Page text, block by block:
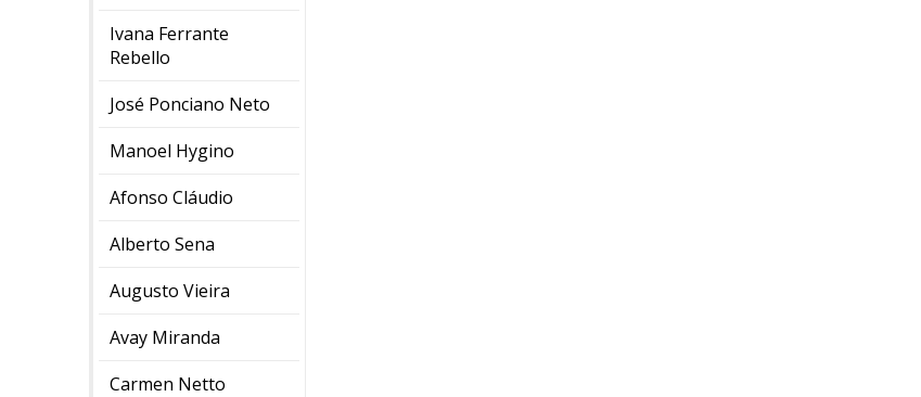
Ivana Ferrante
Rebello
José Ponciano Neto
Manoel Hygino
Afonso Cláudio
Alberto Sena
Augusto Vieira
Avay Miranda
Carmen Netto